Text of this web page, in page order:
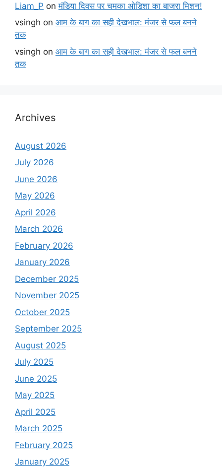
Liam_P onमंडिया दिवस पर चमका ओडिशा का बाजरा मिशन!
vsingh on आम के बाग का सही देखभाल: मंजर से फल बनने
तक
vsingh on आम के बाग का सही देखभाल: मंजर से फल बनने
तक
Archives
August 2026
July 2026
June 2026
May 2026
April 2026
March 2026
February 2026
January 2026
December 2025
November 2025
October 2025
September 2025
August 2025
July 2025
June 2025
May 2025
April 2025
March 2025
February 2025
January 2025